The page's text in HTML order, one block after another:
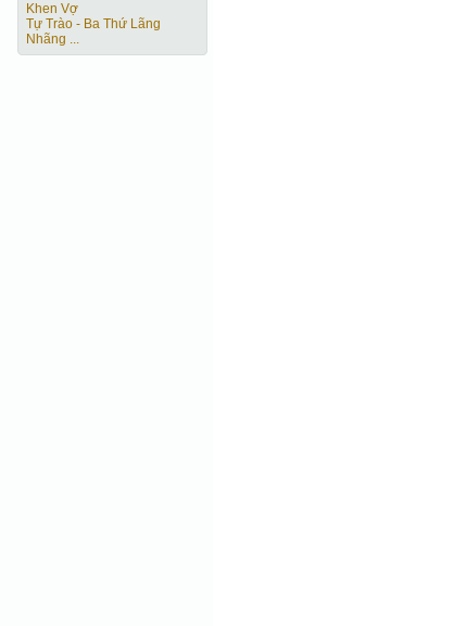
Khen Vợ
Tự Trào - Ba Thứ Lãng
Nhãng ...